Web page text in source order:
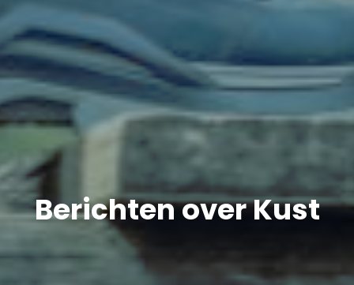
Berichten over Kust